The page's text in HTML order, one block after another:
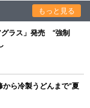
もっと見る
グラス」発売 “強制
ら冷製うどんまで“夏